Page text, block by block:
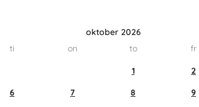
oktober 2026
ti on to fr
1 2
6 7 8 9